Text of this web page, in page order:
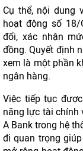
Cụ thể, nội dung
hoạt động số 18/
đổi, xác nhận
đồng. Quyết định
xem là một phần
ngân hàng.
Việc tiếp tục
năng lực tài chính
A Bank trong hệ
đi quan trọng